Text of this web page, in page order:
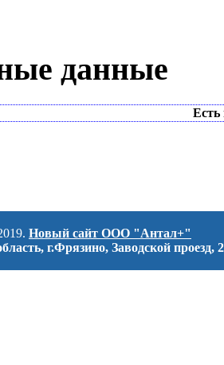
данные
Есть
Новый сайт ООО "Антал+"
г.Фрязино, Заводской проезд, 2